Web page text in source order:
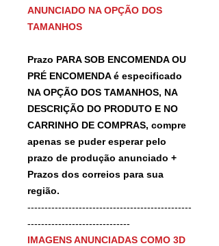
ANUNCIADO NA OPÇÃO DOS
TAMANHOS
Prazo PARA SOB ENCOMENDA OU
PRÉ ENCOMENDA é especificado
NA OPÇÃO DOS TAMANHOS, NA
DESCRIÇÃO DO PRODUTO E NO
CARRINHO DE COMPRAS, compre
apenas se puder esperar pelo
prazo de produção anunciado +
Prazos dos correios para sua
região.
------------------------------------------------
------------------------------
IMAGENS ANUNCIADAS COMO 3D